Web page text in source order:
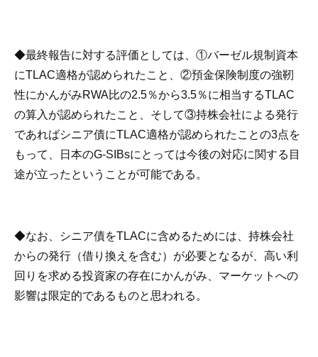
◆最終報告に対する評価としては、①バーゼル規制資本
にTLAC適格が認められたこと、②預金保険制度の強靭
性にかんがみRWA比の2.5％から3.5％に相当するTLAC
の算入が認められたこと、そして③持株会社による発行
であればシニア債にTLAC適格が認められたことの3点を
もって、日本のG-SIBsにとっては今後の対応に関する目
途が立ったということが可能である。
◆なお、シニア債をTLACに含めるためには、持株会社
からの発行（借り換えを含む）が必要となるが、高い利
回りを求める投資家の存在にかんがみ、マーケットへの
影響は限定的であるものと思われる。